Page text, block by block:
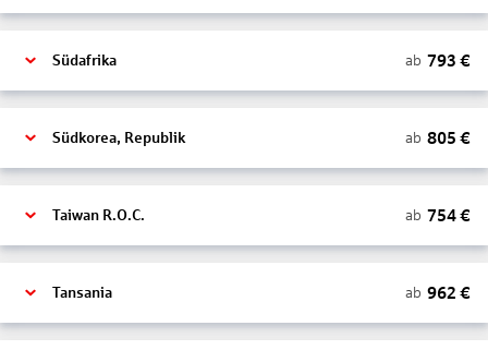
Südafrika ab 793 €
Südkorea, Republik ab 805 €
Taiwan R.O.C. ab 754€
Tansania ab 962 €